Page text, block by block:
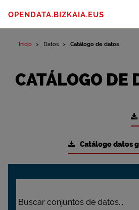
OPENDATA.BIZKAIA.EUS
Inicio Datos Catálogo de datos
CATÁLOGO DE
Catálogo datos